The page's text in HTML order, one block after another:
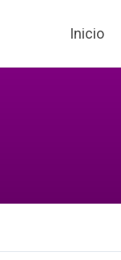
Inicio